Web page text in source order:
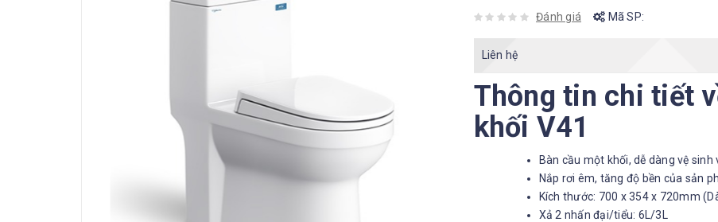
Đánh giá Mã SP:
Liên hệ
Thông tin chi tiết
khối V41
Bàn cầu một khối, dễ dàng vệ
Nắp rơi êm, tăng độ bền của sản
Kích thước: 700 x 354 x 720mm
Xả 2 nhấn đại/tiểu: 6L/3L